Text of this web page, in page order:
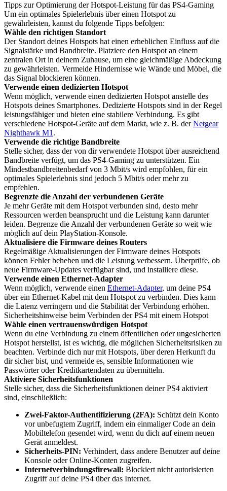
Tipps zur Optimierung der Hotspot-Leistung für das PS4-Gaming
Um ein optimales Spielerlebnis über einen Hotspot zu
gewährleisten, kannst du folgende Tipps befolgen:
Wähle den richtigen Standort
Der Standort deines Hotspots hat einen erheblichen Einfluss auf die
Signalstärke und Bandbreite. Platziere den Hotspot an einem
zentralen Ort in deinem Zuhause, um eine gleichmäßige Abdeckung
zu gewährleisten. Vermeide Hindernisse wie Wände und Möbel, die
das Signal blockieren können.
Verwende einen dedizierten Hotspot
Wenn möglich, verwende einen dedizierten Hotspot anstelle des
Hotspots deines Smartphones. Dedizierte Hotspots sind in der Regel
leistungsfähiger und bieten eine stabilere Verbindung. Es gibt
verschiedene Hotspot-Geräte auf dem Markt, wie z. B. derNetgear
Nighthawk M1 .
Verwende die richtige Bandbreite
Stelle sicher, dass der von dir verwendete Hotspot über ausreichend
Bandbreite verfügt, um das PS4-Gaming zu unterstützen. Ein
Mindestbandbreitenbedarf von 3 Mbit/s wird empfohlen, für ein
optimales Spielerlebnis sind jedoch 5 Mbit/s oder mehr zu
empfehlen.
Begrenzte die Anzahl der verbundenen Geräte
Je mehr Geräte mit dem Hotspot verbunden sind, desto mehr
Ressourcen werden beansprucht und die Leistung kann darunter
leiden. Begrenze die Anzahl der verbundenen Geräte so weit wie
möglich auf dein PlayStation-Konsole.
Aktualisiere die Firmware deines Routers
Regelmäßige Aktualisierungen der Firmware deines Hotspots
können Fehler beheben und die Leistung verbessern. Überprüfe, ob
neue Firmware-Updates verfügbar sind, und installiere diese.
Verwende einen Ethernet-Adapter
Wenn möglich, verwende einen Ethernet-Adapter, um deine PS4
über ein Ethernet-Kabel mit dem Hotspot zu verbinden. Dies kann
die Latenz verringern und die Stabilität der Verbindung erhöhen.
Sicherheitshinweise beim Verbinden der PS4 mit einem Hotspot
Wähle einen vertrauenswürdigen Hotspot
Wenn du eine Verbindung zu einem öffentlichen oder ungesicherten
Hotspot herstellst, ist es wichtig, die möglichen Sicherheitsrisiken zu
beachten. Verbinde dich nur mit Hotspots, über deren Herkunft du
dir sicher bist, und vermeide es, sensible Informationen wie
Passwörter oder Kreditkartendaten zu übermitteln.
Aktiviere Sicherheitsfunktionen
Stelle sicher, dass die Sicherheitsfunktionen deiner PS4 aktiviert
sind, einschließlich:
Zwei-Faktor-Authentifizierung (2FA): Schützt dein Konto
vor unbefugtem Zugriff, indem ein einmaliger Code an dein
Mobiltelefon gesendet wird, wenn du dich auf einem neuen
Gerät anmeldest.
Sicherheits-PIN: Verhindert, dass andere Benutzer auf deine
Konsole oder Online-Konten zugreifen.
Internetverbindungsfirewall: Blockiert nicht autorisierten
Zugriff auf deine PS4 über das Internet.